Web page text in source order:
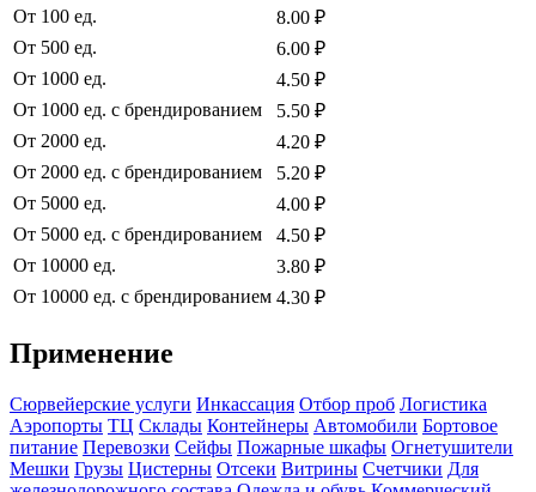
От 100 ед.
8.00 ₽
От 500 ед.
6.00 ₽
От 1000 ед.
4.50 ₽
От 1000 ед. с брендированием
5.50 ₽
От 2000 ед.
4.20 ₽
От 2000 ед. с брендированием
5.20 ₽
От 5000 ед.
4.00 ₽
От 5000 ед. с брендированием
4.50 ₽
От 10000 ед.
3.80 ₽
От 10000 ед. с брендированием 4.30 ₽
Применение
Сюрвейерские услуги Инкассация Отбор проб Логистика
Аэропорты ТЦ Склады Контейнеры Автомобили Бортовое
питание Перевозки Сейфы Пожарные шкафы Огнетушители
Мешки Грузы Цистерны Отсеки Витрины Счетчики Для